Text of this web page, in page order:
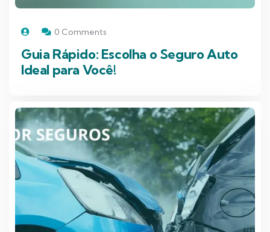
0 Comments
Guia Rápido: Escolha o Seguro Auto
Ideal para Você!